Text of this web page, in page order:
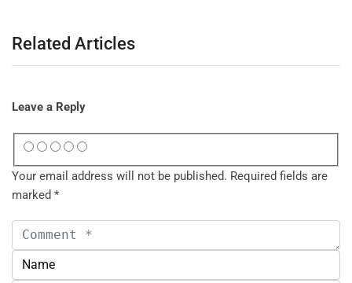
Related Articles
Leave a Reply
Your email address will not be published. Required fields are
marked *